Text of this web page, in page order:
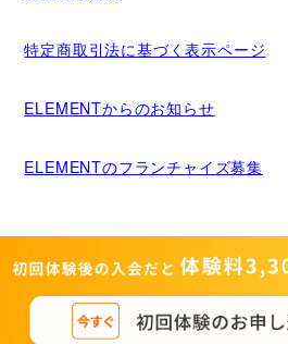
特定商取引法に基づく表示ページ
ELEMENTからのお知らせ
ELEMENTのフランチャイズ募集
メディア掲載について 運営者情報
Copyright©MIGRIDS INC.